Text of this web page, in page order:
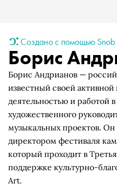
Создано с помощью Snob
Борис
Борис Андрианов —
известный своей
деятельностью и работой в
художественного
музыкальных проектов. Он
директором фестиваля
который проходит в
поддержке культурно-
Art.